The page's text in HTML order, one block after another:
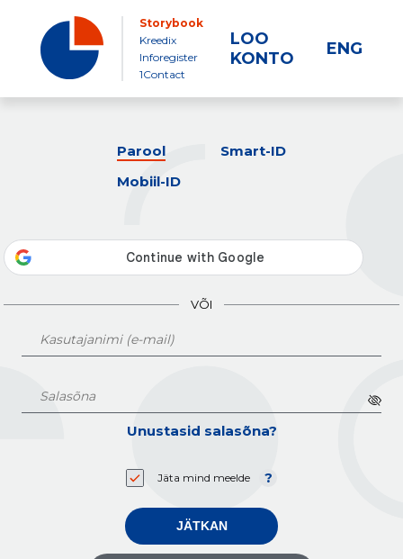
Storybook
Kreedix
Inforegister
1Contact
LOO
KONTO
ENG
Parool
Smart-ID
Mobiil-ID
VÕI
Unustasid salasõna?
Jäta mind meelde
JÄTKAN